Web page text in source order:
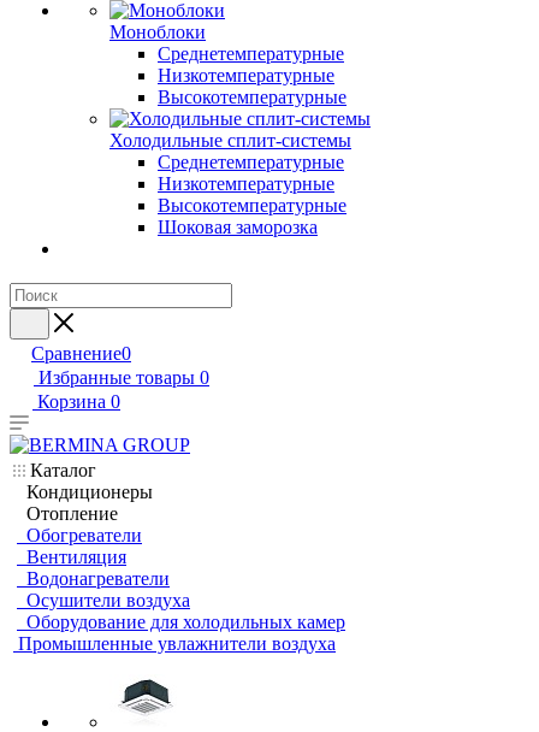
Моноблоки
Среднетемпературные
Низкотемпературные
Высокотемпературные
Холодильные сплит-системы
Среднетемпературные
Низкотемпературные
Высокотемпературные
Шоковая заморозка
Сравнение0
Избранные товары 0
Корзина 0
Каталог
Кондиционеры
Отопление
Обогреватели
Вентиляция
Водонагреватели
Осушители воздуха
Оборудование для холодильных камер
Промышленные увлажнители воздуха